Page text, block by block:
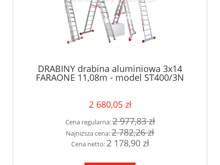
DRABINY drabina aluminiowa 3x14
FARAONE 11,08m - model ST400/3N
2 680,05 zł
Cena regularna:2 977,83 zł
Najniższa cena:2 782,26 zł
Cena netto: 2 178,90 zł